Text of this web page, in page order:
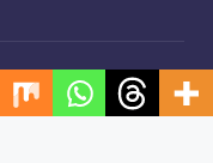
. Derechos reservados.